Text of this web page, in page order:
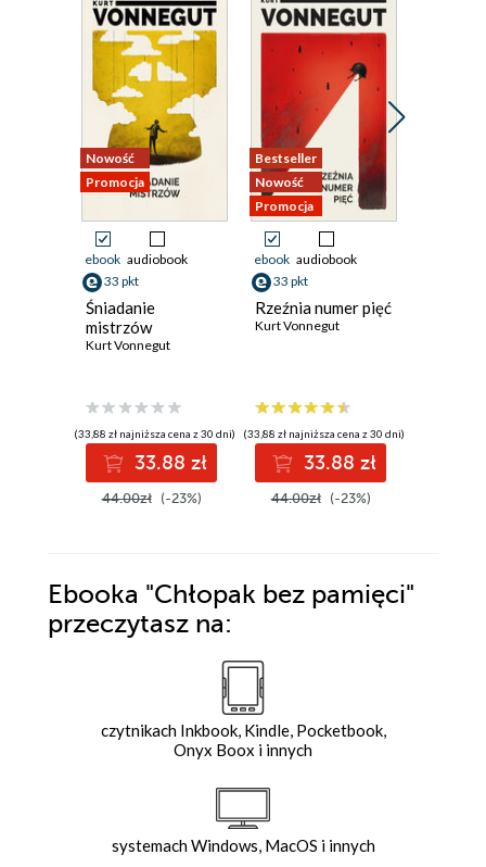
Nowość
Promocja
ebook audiobook
33 pkt
Śniadanie
mistrzów
Kurt Vonnegut
(33,88 zł najniższa cena z 30 dni)
33.88 zł
44.00zł (-23%)
Bestseller
Nowość
Promocja
ebook audiobook
33 pkt
Rzeźnia numer pięć
Kurt Vonnegut
(33,88 zł najniższa cena z 30 dni)
33.88 zł
44.00zł (-23%)
Ebooka "Chłopak bez pamięci"
przeczytasz na:
czytnikach Inkbook, Kindle, Pocketbook,
Onyx Boox i innych
systemach Windows, MacOS i innych